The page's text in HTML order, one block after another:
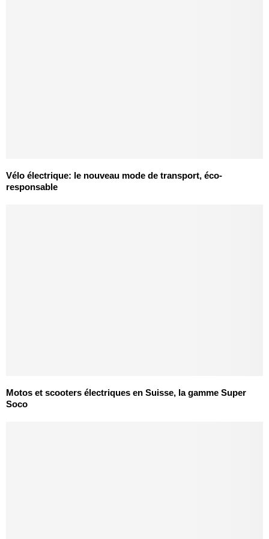
Vélo électrique: le nouveau mode de transport, éco-
responsable
Motos et scooters électriques en Suisse, la gamme Super
Soco